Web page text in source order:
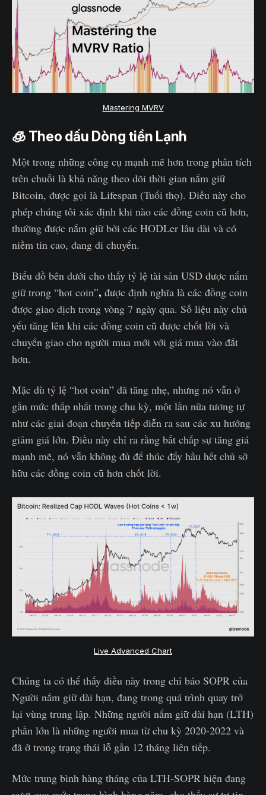
Mastering MVRV
🧊 Theo dấu Dòng tiền Lạnh
Một trong những công cụ mạnh mẽ hơn trong phân tích
trên chuỗi là khả năng theo dõi thời gian nắm giữ
Bitcoin, được gọi là Lifespan (Tuổi thọ). Điều này cho
phép chúng tôi xác định khi nào các đồng coin cũ hơn,
thường được nắm giữ bởi các HODLer lâu dài và có
niềm tin cao, đang di chuyển.
Biểu đồ bên dưới cho thấy tỷ lệ tài sản USD được nắm
giữ trong “hot coin”, được định nghĩa là các đồng coin
được giao dịch trong vòng 7 ngày qua. Số liệu này chủ
yếu tăng lên khi các đồng coin cũ được chốt lời và
chuyển giao cho người mua mới với giá mua vào đắt
hơn.
Mặc dù tỷ lệ “hot coin” đã tăng nhẹ, nhưng nó vẫn ở
gần mức thấp nhất trong chu kỳ, một lần nữa tương tự
như các giai đoạn chuyển tiếp diễn ra sau các xu hướng
giảm giá lớn. Điều này chỉ ra rằng bất chấp sự tăng giá
mạnh mẽ, nó vẫn không đủ để thúc đẩy hầu hết chủ sở
hữu các đồng coin cũ hơn chốt lời.
Live Advanced Chart
Chúng ta có thể thấy điều này trong chỉ báo SOPR của
Người nắm giữ dài hạn, đang trong quá trình quay trở
lại vùng trung lập. Những người nắm giữ dài hạn (LTH)
phần lớn là những người mua từ chu kỳ 2020-2022 và
đã ở trong trạng thái lỗ gần 12 tháng liên tiếp.
Mức trung bình hàng tháng của LTH-SOPR hiện đang